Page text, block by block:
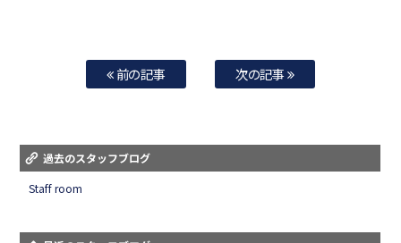
前の記事 次の記事
過去のスタッフブログ
Staff room